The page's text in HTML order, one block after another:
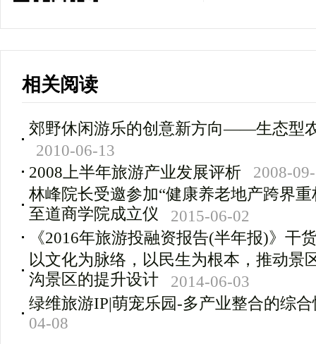
相关阅读
郊野休闲游乐的创意新方向――生态型
2010-06-13
2008上半年旅游产业发展评析
2008-
林峰院长受邀参加“健康养老地产跨界
至道商学院成立仪
2015-06-02
《2016年旅游投融资报告(半年报)》干
以文化为脉络，以民生为根本，推动
沟景区的提升设计
2014-06-03
绿维旅游IP|萌宠乐园-多产业整合的综
04-08